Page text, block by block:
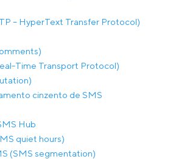
– HyperText Transfer Protocol)
Time Transport Protocol)
cinzento de SMS
Hub
quiet hours)
(SMS segmentation)